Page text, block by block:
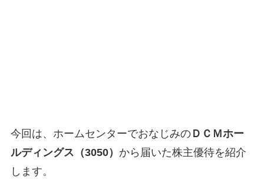
今回は、ホームセンターでおなじみのＤＣＭホー
ルディングス（3050） から届いた株主優待を紹介
します。